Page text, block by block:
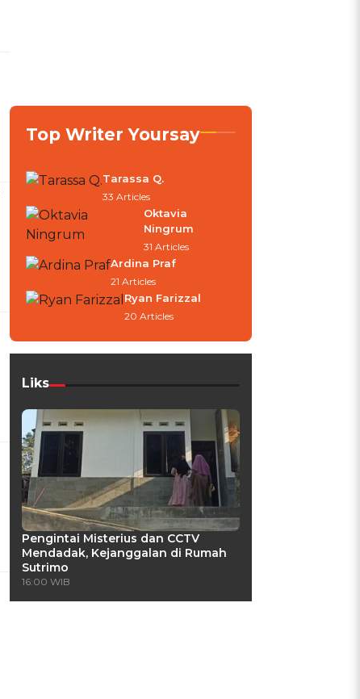
Top Writer Yoursay
Tarassa Q.
33 Articles
Oktavia
Ningrum
31 Articles
Ardina Praf
21 Articles
Ryan Farizzal
20 Articles
Liks
Pengintai Misterius dan CCTV
Mendadak, Kejanggalan di Rumah
Sutrimo
16:00 WIB